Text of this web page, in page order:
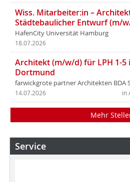
Wiss. Mitarbeiter:in –
Städtebaulicher Entwurf (m/
HafenCity Universität Hamburg
18.07.2026
Architekt (m/w/d) für LPH 1-5
Dortmund
farwickgrote partner Architekten BDA
in
14.07.2026
Mehr
Service